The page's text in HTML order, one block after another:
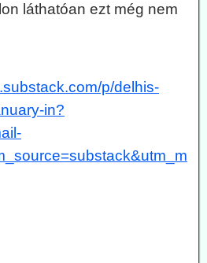
láthatóan ezt még nem
p/delhis-
in?